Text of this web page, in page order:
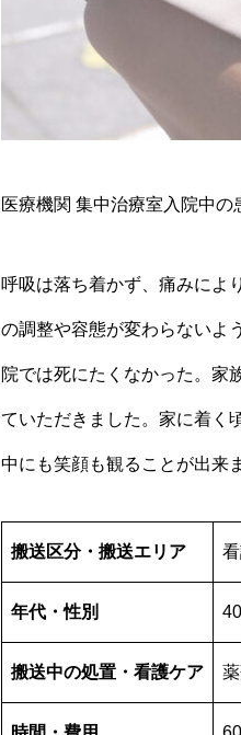
医療機関 集中治療室入院中
呼吸は落ち着かず、痛みによ
の調整や容態が変わらないよ
院では死にたくなかった。家
ていただきました。家に着く
中にも笑顔も観ることが出来
搬送区分・搬送エリア
年代・性別
搬送中の処置・看護ケア